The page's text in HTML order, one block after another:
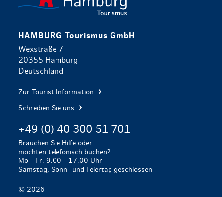
HAMBURG Tourismus GmbH
Wexstraße 7
20355 Hamburg
Deutschland
Zur Tourist Information
Schreiben Sie uns
+49 (0) 40 300 51 701
Brauchen Sie Hilfe oder
möchten telefonisch buchen?
Mo - Fr: 9:00 - 17:00 Uhr
Samstag, Sonn- und Feiertag geschlossen
© 2026